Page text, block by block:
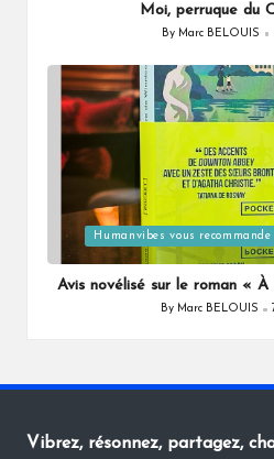
Moi, perruque du
Posted
By Marc BELOUIS
Posted
in
Humanvibes vous recommande
Avis novélisé sur le roman «
Posted
By Marc BELOUIS
Vibrez, résonnez, partagez,